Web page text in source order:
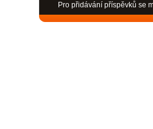
Pro přidávání příspěvků se